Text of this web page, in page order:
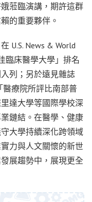
蒞臨演講，期許這群
的重要夥伴。
U.S. News & World
臨床醫學大學」排名
列；另於遠見雜誌
療院所評比南部普
達大學等國際學校深
鏈結。在醫學、健康
大學持續深化跨領域
力與人文關懷的新世
展趨勢中，展現更全